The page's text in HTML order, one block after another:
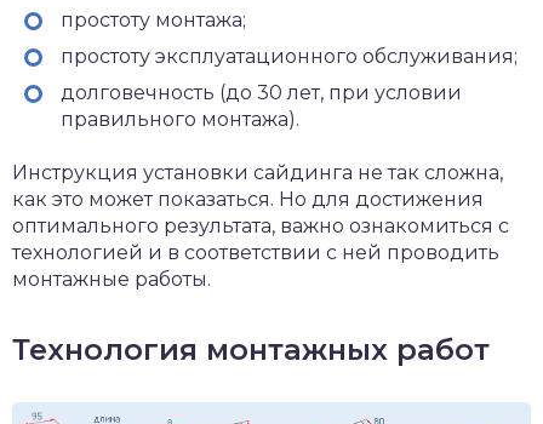
простоту монтажа;
простоту эксплуатационного обслуживания;
долговечность (до 30 лет, при условии
правильного монтажа).
Инструкция установки сайдинга не так сложна,
как это может показаться. Но для достижения
оптимального результата, важно ознакомиться с
технологией и в соответствии с ней проводить
монтажные работы.
Технология монтажных работ